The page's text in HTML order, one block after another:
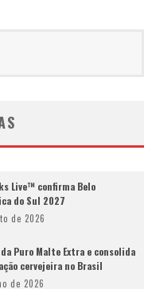
Live™ confirma Belo
do Sul 2027
de 2026
Puro Malte Extra e consolida
cervejeira no Brasil
de 2026